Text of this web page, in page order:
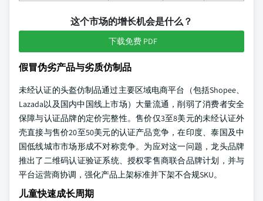
这个市场的增长机会是什么？
下载免费 PDF
假冒伪劣产品与劣质仿制品
未经认证的头盔仿制品通过主要区域电商平台（包括Shopee、
Lazada以及国内中国线上市场）大量流通，削弱了消费者安全
保障与认证品牌的定价完整性。售价仅3至8美元的未经认证外
壳直接与售价20至50美元的认证产品竞争，在印度、泰国及中
国低线城市市场形成不对称竞争。为应对这一问题，龙头品牌
推出了二维码认证验证系统、授权零售商联合品牌计划，并与
平台运营商协调，强化产品上架标准并下架不合规SKU。
儿童快速成长周期